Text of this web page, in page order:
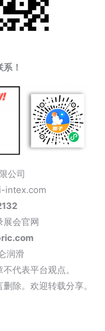
！
公司
intex.com
展会官网
润滑
代表平台观点。
除。欢迎转载分享。